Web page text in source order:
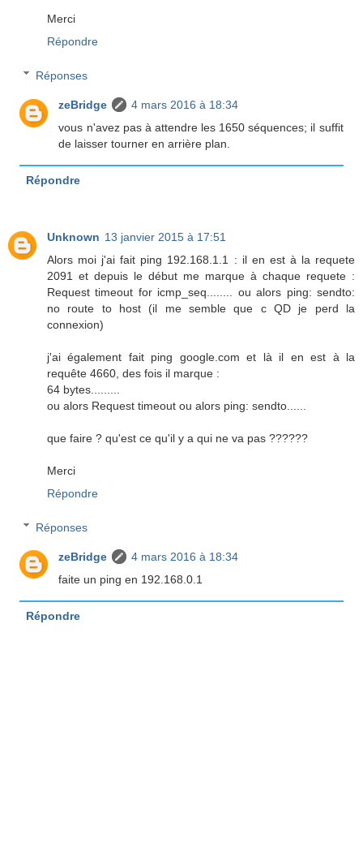
Merci
Répondre
Réponses
zeBridge
4 mars 2016 à 18:34
vous n'avez pas à attendre les 1650 séquences; il suffit
de laisser tourner en arrière plan.
Répondre
Unknown 13 janvier 2015 à 17:51
Alors moi j'ai fait ping 192.168.1.1 : il en est à la requete
2091 et depuis le début me marque à chaque requete :
Request timeout for icmp_seq........ ou alors ping: sendto:
no route to host (il me semble que c QD je perd la
connexion)
j'ai également fait ping google.com et là il en est à la
requête 4660, des fois il marque :
64 bytes.........
ou alors Request timeout ou alors ping: sendto......
que faire ? qu'est ce qu'il y a qui ne va pas ??????
Merci
Répondre
Réponses
zeBridge
4 mars 2016 à 18:34
faite un ping en 192.168.0.1
Répondre